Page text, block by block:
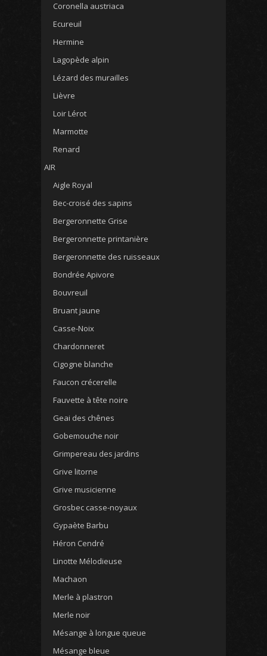
Coronella austriaca
Ecureuil
Hermine
Lagopède alpin
Lézard des murailles
Lièvre
Loir Lérot
Marmotte
Renard
AIR
Aigle Royal
Bec-croisé des sapins
Bergeronnette Grise
Bergeronnette printanière
Bergeronnette des ruisseaux
Bondrée Apivore
Bouvreuil
Bruant jaune
Casse-Noix
Chardonneret
Cigogne blanche
Faucon crécerelle
Fauvette à tête noire
Geai des chênes
Gobemouche noir
Grimpereau des jardins
Grive litorne
Grive musicienne
Grosbec casse-noyaux
Gypaète Barbu
Héron Cendré
Linotte Mélodieuse
Machaon
Merle à plastron
Merle noir
Mésange à longue queue
Mésange bleue